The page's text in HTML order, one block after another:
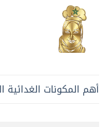
أهم المكونات الغدائية